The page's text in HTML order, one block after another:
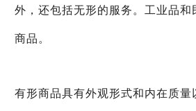
外，还包括无形的服务。工业品
商品。
有形商品具有外观形式和内在质量